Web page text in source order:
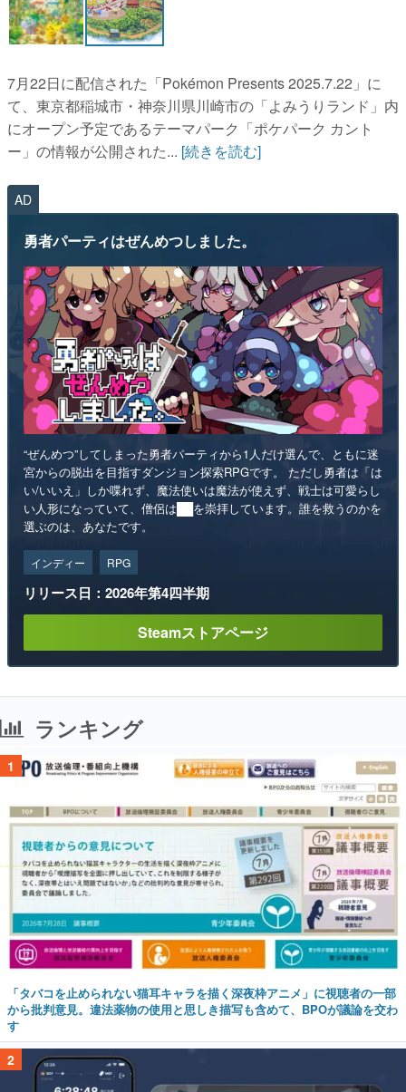
その他
運営：株式会社マレ
7月22日に配信された「Pokémon Presents 2025.7.22」に
て、東京都稲城市・神奈川県川崎市の「よみうりランド」内
にオープン予定であるテーマパーク「ポケパーク カント
ー」の情報が公開された... [続きを読む]
AD
勇者パーティはぜんめつしました。
“ぜんめつ”してしまった勇者パーティから1人だけ選んで、ともに迷
宮からの脱出を目指すダンジョン探索RPGです。 ただし勇者は「は
い/いいえ」しか喋れず、魔法使いは魔法が使えず、戦士は可愛らし
い人形になっていて、僧侶は██を崇拝しています。誰を救うのかを
選ぶのは、あなたです。
インディー RPG
リリース日：2026年第4四半期
Steamストアページ
ランキング
1
「タバコを止められない猫耳キャラを描く深夜枠アニメ」に視聴者の一部
から批判意見。違法薬物の使用と思しき描写も含めて、BPOが議論を交わ
す
2